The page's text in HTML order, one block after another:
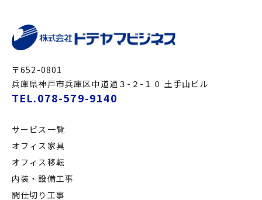
〒652-0801
兵庫県神戸市兵庫区中道通３-２-１０ 土手山ビル
TEL.078-579-9140
サービス一覧
オフィス家具
オフィス移転
内装・設備工事
間仕切り工事